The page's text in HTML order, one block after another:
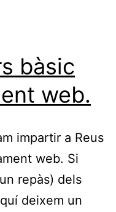
bàsic
web.
impartir a Reus
web. Si
repàs) dels
deixem un